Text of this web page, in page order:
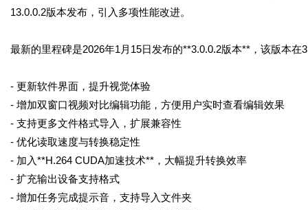
13.0.0.2版本发布，引入多项性能改进。
最新的里程碑是2026年1月15日发布的**3.0.0.2版本**，该版本
- 更新软件界面，提升视觉体验
- 增加双窗口视频对比编辑功能，方便用户实时查看编辑效果
- 支持更多文件格式导入，扩展兼容性
- 优化读取速度与转换稳定性
- 加入**H.264 CUDA加速技术**，大幅提升转换效率
- 扩充输出设备支持格式
- 增加任务完成提示音，支持导入文件夹